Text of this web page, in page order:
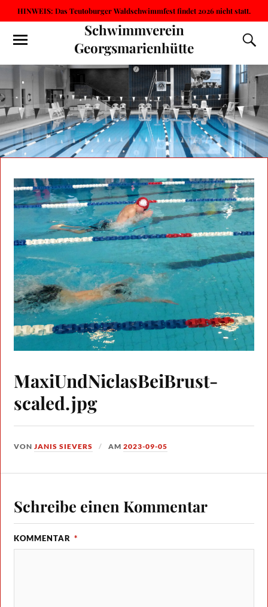
HINWEIS: Das Teutoburger Waldschwimmfest findet 2026 nicht statt.
Schwimmverein
Georgsmarienhütte
MaxiUndNiclasBeiBrust-
scaled.jpg
VONJANIS SIEVERS AM2023-09-05
Schreibe einen Kommentar
KOMMENTAR *